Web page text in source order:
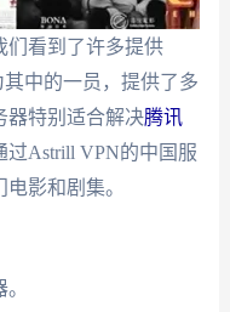
们看到了许多提供
中的一员，提供了多
器特别适合解决腾讯
过Astrill VPN的中国服
影和剧集。